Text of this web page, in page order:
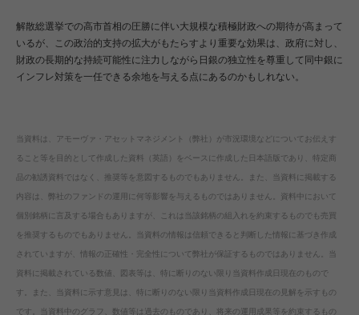
解散総選挙での高市首相の圧勝に伴い大規模な積極財政への期待が高まって
いるが、この政治的支持の拡大がもたらすより重要な効果は、政府に対し、
財政の長期的な持続可能性に注力しながら日銀の独立性を尊重して同中銀に
インフレ対策を一任できる余地を与える点にあるのかもしれない。
当資料は、アモーヴァ・アセットマネジメント（弊社）が市況環境などについてお伝えす
ること等を目的として作成した資料（英語）をベースに作成した日本語版であり、特定商
品の勧誘資料ではなく、推奨等を意図するものでもありません。また、当資料に掲載する
内容は、弊社のファンドの運用に何等影響を与えるものではありません。資料中において
個別銘柄に言及する場合もありますが、これは当該銘柄の組入れを約束するものでも売買
を推奨するものでもありません。当資料の情報は信頼できると判断した情報に基づき作成
されていますが、情報の正確性・完全性について弊社が保証するものではありません。当
資料に掲載されている数値、図表等は、特に断りのない限り当資料作成日現在のもので
す。また、当資料に示す意見は、特に断りのない限り当資料作成日現在の見解を示すもの
です。当資料中のグラフ、数値等は過去のものであり、将来の運用成果等を約束するもの